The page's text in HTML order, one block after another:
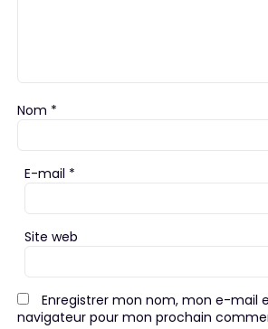
Nom *
E-mail *
Site web
Enregistrer mon nom, mon e-mail
navigateur pour mon prochain